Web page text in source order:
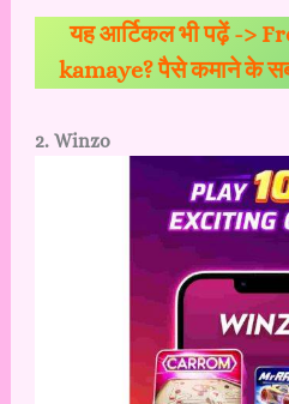
यह आर्टिकल भी पढ़ें ->
kamaye? पैसे कमाने के
2. Winzo